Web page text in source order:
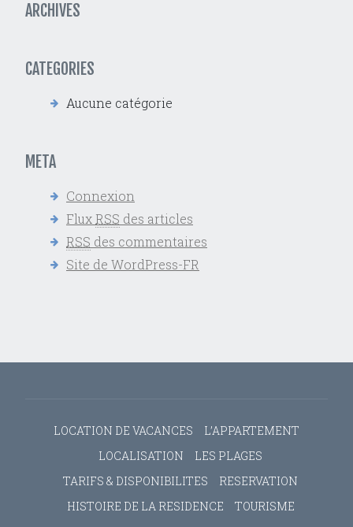
ARCHIVES
CATEGORIES
Aucune catégorie
META
Connexion
FluxRSS des articles
RSS des commentaires
Site de WordPress-FR
LOCATION DE VACANCES
L’APPARTEMENT
LOCALISATION
LES PLAGES
TARIFS & DISPONIBILITES
RESERVATION
HISTOIRE DE LA RESIDENCE
TOURISME